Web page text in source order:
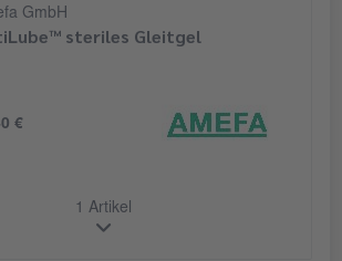
GmbH
steriles Gleitgel
€
1 Artikel